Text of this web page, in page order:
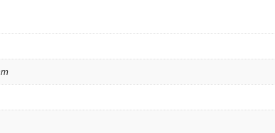
(Portátiles)
Videoporteros AnalógicosVideoporteros IP